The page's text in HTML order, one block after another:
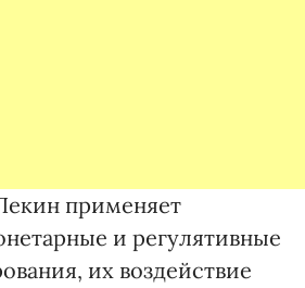
применяет
и регулятивные
их воздействие